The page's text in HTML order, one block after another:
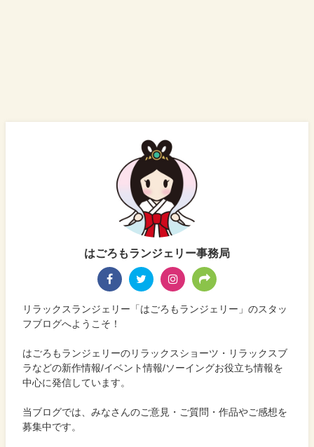
はごろもランジェリー事務局
リラックスランジェリー「はごろもランジェリー」のスタッ
フブログへようこそ！
はごろもランジェリーのリラックスショーツ・リラックスブ
ラなどの新作情報/イベント情報/ソーイングお役立ち情報を
中心に発信しています。
当ブログでは、みなさんのご意見・ご質問・作品やご感想を
募集中です。